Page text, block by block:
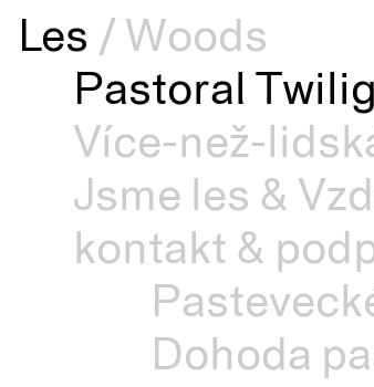
Les /Woods
Pastoral
Více-než-
Jsme les &
kontakt &
Dohoda